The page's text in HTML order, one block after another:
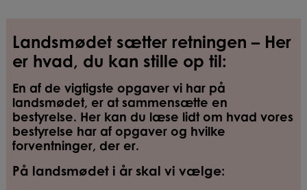
Landsmødet sætter retningen – Her
er hvad, du kan stille op til:
En af de vigtigste opgaver vi har på
landsmødet, er at sammensætte en
bestyrelse. Her kan du læse lidt om hvad vores
bestyrelse har af opgaver og hvilke
forventninger, der er.
På landsmødet i år skal vi vælge: